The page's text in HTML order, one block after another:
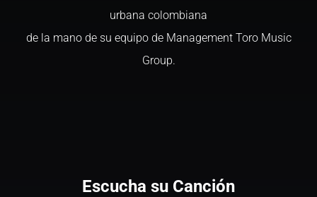
urbana colombiana
de la mano de su equipo de Management Toro Music
Group.
Escucha su Canción